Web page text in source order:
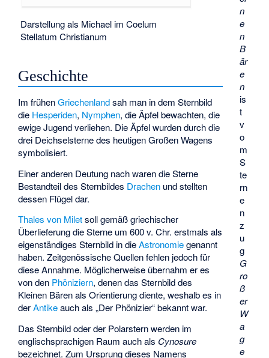
n
e
n
B
är
e
n
is
t
v
o
m
S
te
rn
e
n
z
u
g
G
ro
ß
er
W
a
g
e
Darstellung als Michael im Coelum
Stellatum Christianum
Geschichte
Im frühenGriechenlandsah man in dem Sternbild
die Hesperiden, Nymphen, die Äpfel bewachten, die
ewige Jugend verliehen. Die Äpfel wurden durch die
drei Deichselsterne des heutigen Großen Wagens
symbolisiert.
Einer anderen Deutung nach waren die Sterne
Bestandteil des Sternbildes Drachen und stellten
dessen Flügel dar.
Thales von Miletsoll gemäß griechischer
Überlieferung die Sterne um 600 v. Chr. erstmals als
eigenständiges Sternbild in dieAstronomiegenannt
haben. Zeitgenössische Quellen fehlen jedoch für
diese Annahme. Möglicherweise übernahm er es
von den Phöniziern, denen das Sternbild des
Kleinen Bären als Orientierung diente, weshalb es in
derAntikeauch als „Der Phönizier“ bekannt war.
Das Sternbild oder der Polarstern werden im
englischsprachigen Raum auch als Cynosure
bezeichnet. Zum Ursprung dieses Namens